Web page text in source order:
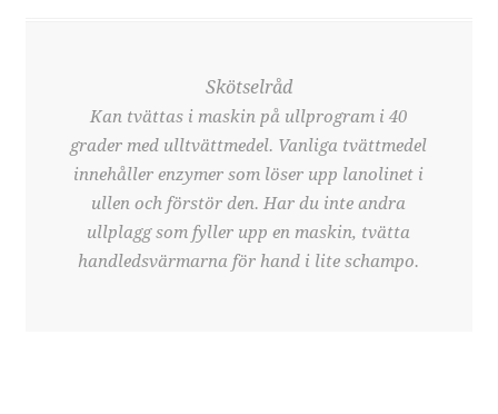
Skötselråd
Kan tvättas i maskin på ullprogram i 40
grader med ulltvättmedel. Vanliga tvättmedel
innehåller enzymer som löser upp lanolinet i
ullen och förstör den. Har du inte andra
ullplagg som fyller upp en maskin, tvätta
handledsvärmarna för hand i lite schampo.